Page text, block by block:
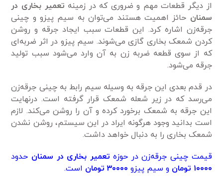
از دیگر قطعات مهم و ضروری که در زمینه تعمیر بخاری در
سمنان حائز اهمیت هستند می‌توان به سیم پیزو و چینی
جرقه‌زن اشاره کرد. این قطعات سبب ایجاد جرقه و روشن
کردن شمعک بخاری گازی می‌شوند. سیم پیزو در اثر ضربه‌ای
که از سوی قطعه ضربه زن به آن وارد می‌شود سبب تولید
جرقه می‌شود.
در قدم بعدی این جرقه به وسیله سیم رابط به چینی جرقه‌زن
می‌رسد که در زیر شعله شمعک قرار گرفته است. درنهایت
این جرقه به شمعک برخورد کرده و آن را روشن می‌کند. لازم
است بدانید وجود هرگونه ایراد در این سیستم، روشن نشدن
شمعک بخاری را به دنبال خواهد داشت.
قیمت چینی جرقه‌زن در حوزه تعمیر بخاری در سمنان حدود
۱۰۰۰۰ تومان
و سیم پیزو
است.